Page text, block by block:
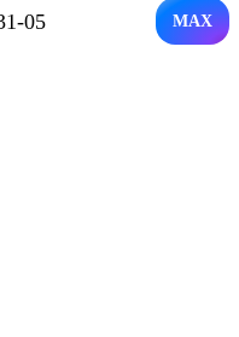
05 MAX